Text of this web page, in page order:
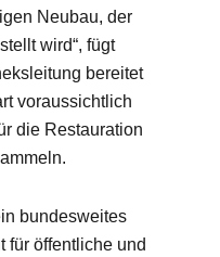
Neubau, der
wird“, fügt
bereitet
voraussichtlich
die Restauration
bundesweites
für öffentliche und